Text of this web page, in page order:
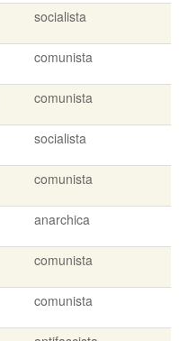
socialista
comunista
comunista
socialista
comunista
anarchica
comunista
comunista